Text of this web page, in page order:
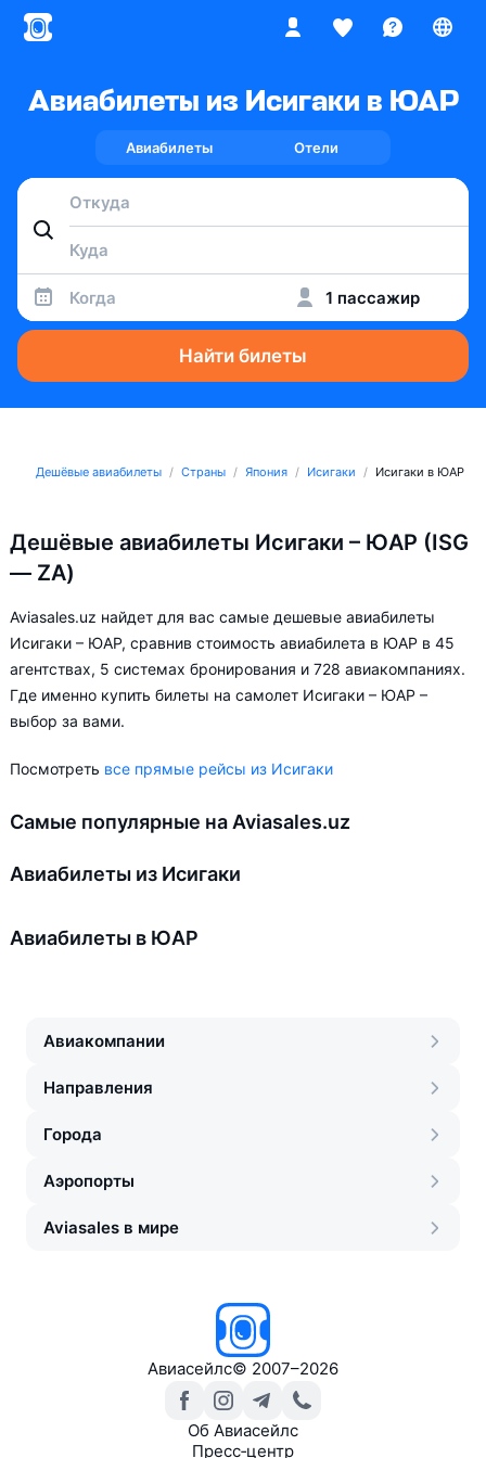
Авиабилеты из Исигаки в ЮАР
Авиабилеты Отели
Когда 1 пассажир
Найти билеты
Дешёвые авиабилеты Страны Япония Исигаки Исигаки в ЮАР
Дешёвые авиабилеты Исигаки – ЮАР (ISG
— ZA)
Aviasales.uz найдет для вас самые дешевые авиабилеты
Исигаки – ЮАР, сравнив стоимость авиабилета в ЮАР в 45
агентствах, 5 системах бронирования и 728 авиакомпаниях.
Где именно купить билеты на самолет Исигаки – ЮАР –
выбор за вами.
Посмотреть все прямые рейсы из Исигаки
Самые популярные на Aviasales.uz
Авиабилеты из Исигаки
Авиабилеты в ЮАР
Авиакомпании
Направления
Города
Аэропорты
Aviasales в мире
Авиасейлс© 2007–2026
Об Авиасейлс
Пресс‑центр